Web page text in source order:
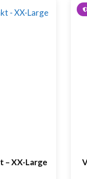
– XX-Large